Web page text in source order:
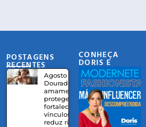
POSTAGENS
RECENTES
Agosto
Dourado:
amamentação
protege,
fortalece
vínculos e
reduz riscos à
CONHEÇA
DORIS E
EQUIPE